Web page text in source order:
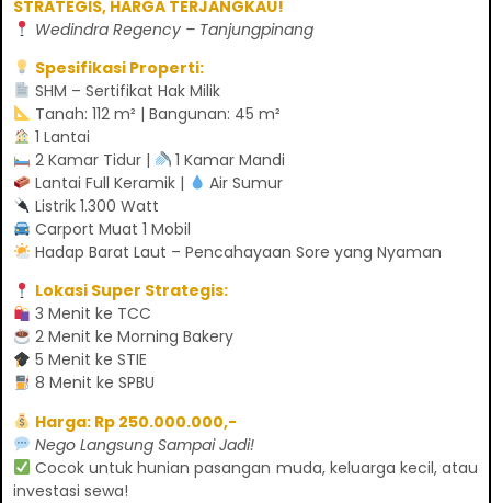
STRATEGIS, HARGA TERJANGKAU!
Wedindra Regency – Tanjungpinang
Spesifikasi Properti:
SHM – Sertifikat Hak Milik
Tanah: 112 m² | Bangunan: 45 m²
1 Lantai
2 Kamar Tidur |
1 Kamar Mandi
Lantai Full Keramik |
Air Sumur
Listrik 1.300 Watt
Carport Muat 1 Mobil
Hadap Barat Laut – Pencahayaan Sore yang Nyaman
Lokasi Super Strategis:
3 Menit ke TCC
2 Menit ke Morning Bakery
5 Menit ke STIE
8 Menit ke SPBU
Harga: Rp 250.000.000,-
Nego Langsung Sampai Jadi!
Cocok untuk hunian pasangan muda, keluarga kecil, atau
investasi sewa!